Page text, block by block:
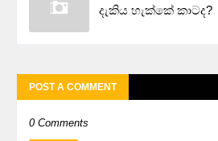
දැකිය හැක්කේ කාටද?
POST A COMMENT
0 Comments